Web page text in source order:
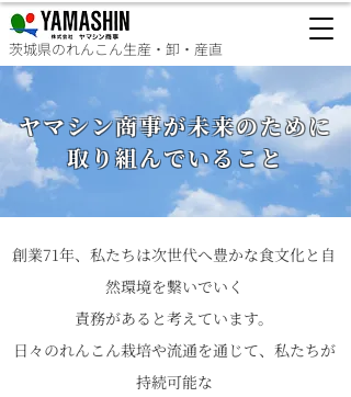
茨城県のれんこん生産・卸・産直
ヤマシン商事が未来のために
​取り組んでいること
創業71年、私たちは次世代へ豊かな食文化と自
然環境を繋いでいく
責務があると考えています。
日々のれんこん栽培や流通を通じて、私たちが
持続可能な